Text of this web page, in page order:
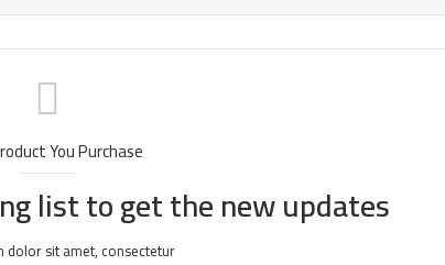
You Purchase
list to get the new updates!
dolor sit amet, consectetur.